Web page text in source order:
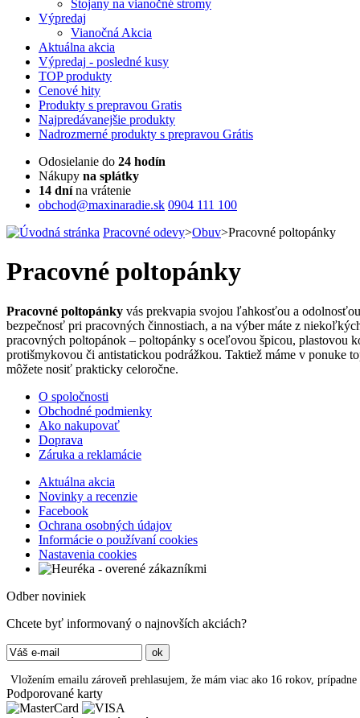
Stojany na vianočné stromy
Výpredaj
Vianočná Akcia
Aktuálna akcia
Výpredaj - posledné kusy
TOPprodukty
Cenové hity
Produkty s prepravou Gratis
Najpredávanejšie produkty
Nadrozmerné produkty s prepravou Grátis
Odosielanie do 24 hodín
Nákupy na splátky
14 dnína vrátenie
obchod@maxinaradie.sk 0904 111 100
Pracovné odevy>Obuv>Pracovné poltopánky
Pracovné poltopánky
Pracovné poltopánky vás prekvapia svojou ľahkosťou a
bezpečnosť pri pracovných činnostiach, a na výber máte z
pracovných poltopánok – poltopánky s oceľovou špicou, plastovou
protišmykovou či antistatickou podrážkou. Taktiež máme v ponuke
môžete nosiť prakticky celoročne.
O spoločnosti
Obchodné podmienky
Ako nakupovať
Doprava
Záruka a reklamácie
Aktuálna akcia
Novinky a recenzie
Facebook
Ochrana osobných údajov
Informácie o používaní cookies
Nastavenia cookies
Odber noviniek
Chcete byť informovaný o najnovších akciách?
Vložením emailu zároveň prehlasujem, že mám viac ako 16 rokov,
Podporované karty